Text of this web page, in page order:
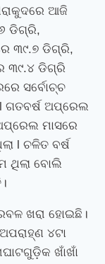
ଆଜି
ଡିଗ୍ରି,
୩୯.୭ ଡିଗ୍ରି,
୩୯.୪ ଡିଗ୍ରି
ସର୍ବୋଚ୍ଚ
l ଗତବର୍ଷ ଅପ୍ରେଲ
ମାସରେ
l ଚଳିତ ବର୍ଷ
ଥିଲା ବୋଲି
ଖରା ହୋଇଛି।
୪ଟା
ଖାଁଖାଁ